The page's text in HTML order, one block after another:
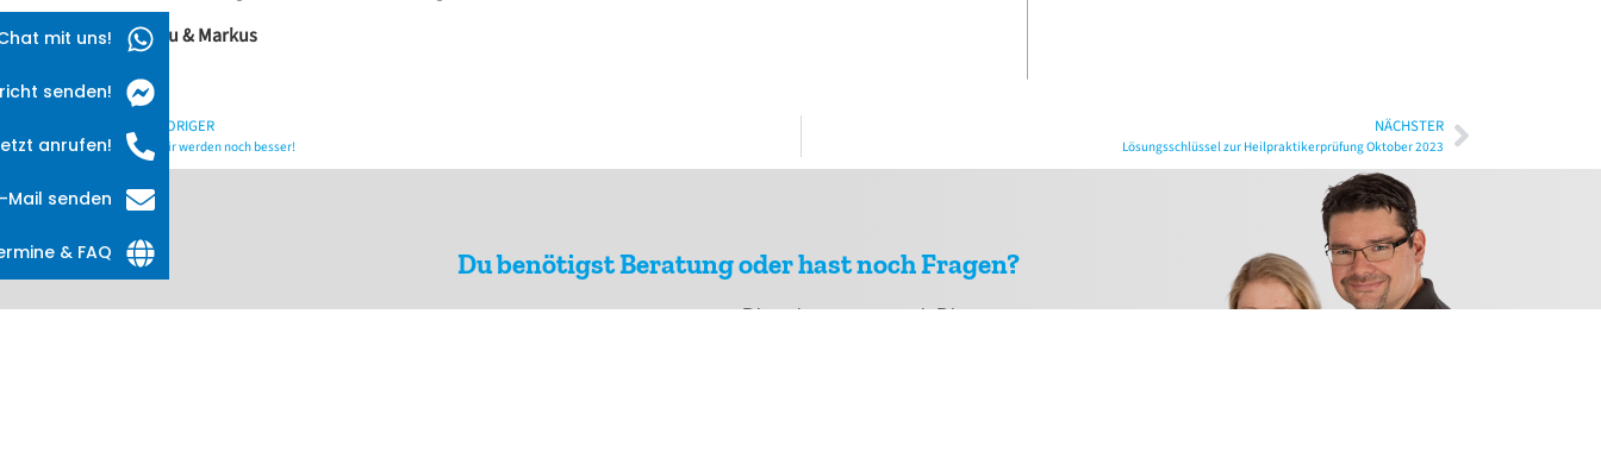
Manu & Markus
VORIGER
Wir werden noch besser!
NÄCHSTER
Lösungsschlüssel zur Heilpraktikerprüfung Oktober 2023
Du benötigst Beratung oder hast noch Fragen?
Diese beantworten wir Dir gerne.
mit uns!
senden!
anrufen!
Mail senden
& FAQ